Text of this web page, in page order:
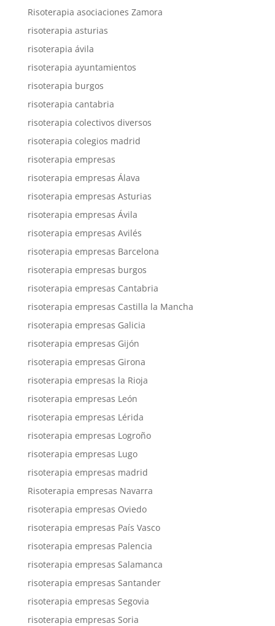
Risoterapia asociaciones Zamora
risoterapia asturias
risoterapia ávila
risoterapia ayuntamientos
risoterapia burgos
risoterapia cantabria
risoterapia colectivos diversos
risoterapia colegios madrid
risoterapia empresas
risoterapia empresas Álava
risoterapia empresas Asturias
risoterapia empresas Ávila
risoterapia empresas Avilés
risoterapia empresas Barcelona
risoterapia empresas burgos
risoterapia empresas Cantabria
risoterapia empresas Castilla la Mancha
risoterapia empresas Galicia
risoterapia empresas Gijón
risoterapia empresas Girona
risoterapia empresas la Rioja
risoterapia empresas León
risoterapia empresas Lérida
risoterapia empresas Logroño
risoterapia empresas Lugo
risoterapia empresas madrid
Risoterapia empresas Navarra
risoterapia empresas Oviedo
risoterapia empresas País Vasco
risoterapia empresas Palencia
risoterapia empresas Salamanca
risoterapia empresas Santander
risoterapia empresas Segovia
risoterapia empresas Soria